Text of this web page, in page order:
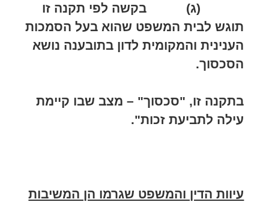
(ג) בקשה לפי תקנה זו
תוגש לבית המשפט שהוא בעל הסמכות
הענינית והמקומית לדון בתובענה נושא
הסכסוך.
בתקנה זו, "סכסוך" – מצב שבו קיימת
עילה לתביעת זכות".
עיוות הדין והמשפט שגרמו הן המשיבות